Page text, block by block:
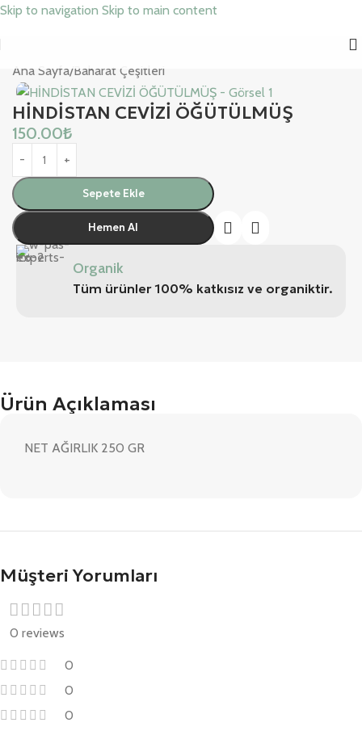
Skip to navigation Skip to main content
Ana Sayfa/Baharat Çeşitleri
HİNDİSTAN CEVİZİ ÖĞÜTÜLMÜŞ
150.00₺
Sepete Ekle
Hemen Al
Organik
Tüm ürünler 100% katkısız ve organiktir.
Ürün Açıklaması
NET AĞIRLIK 250 GR
Müşteri Yorumları
0 reviews
0
0
0